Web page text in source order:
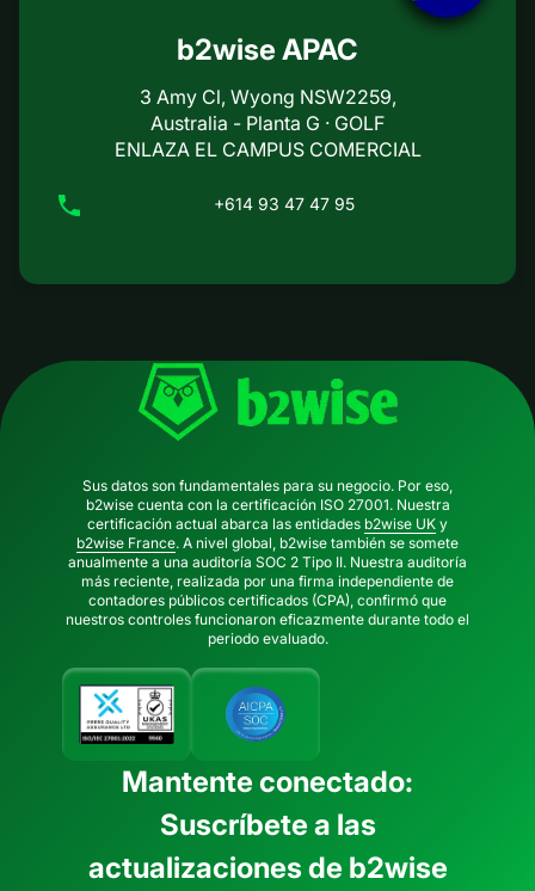
b2wise APAC
3 Amy Cl, Wyong NSW2259,
Australia - Planta G · GOLF
ENLAZA EL CAMPUS COMERCIAL
+614 93 47 47 95
Sus datos son fundamentales para su negocio. Por eso,
b2wise cuenta con la certificación ISO 27001. Nuestra
certificación actual abarca las entidades b2wise UK y
b2wise France. A nivel global, b2wise también se somete
anualmente a una auditoría SOC 2 Tipo II. Nuestra auditoría
más reciente, realizada por una firma independiente de
contadores públicos certificados (CPA), confirmó que
nuestros controles funcionaron eficazmente durante todo el
periodo evaluado.
Mantente conectado:
Suscríbete a las
actualizaciones de b2wise